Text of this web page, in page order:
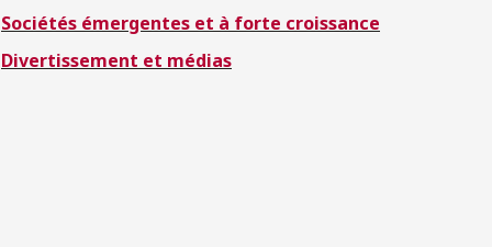
S’abonner aux articles Osler
S’abonner
Sociétés émergentes et à forte croissance
Divertissement et médias